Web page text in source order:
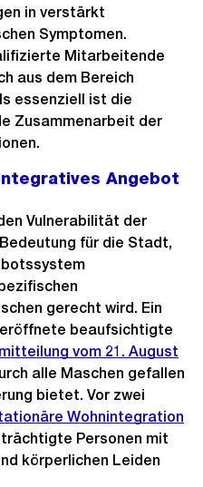
in verstärkt
Symptomen.
Mitarbeitende
aus dem Bereich
essenziell ist die
Zusammenarbeit der
Angebot
Vulnerabilität der
für die Stadt,
gerecht wird. Ein
beaufsichtigte
vom 21. August
alle Maschen gefallen
bietet. Vor zwei
Wohnintegration
Personen mit
körperlichen Leiden